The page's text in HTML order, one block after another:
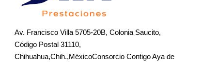
Av. Francisco Villa 5705-20B, Colonia Saucito,
Código Postal 31110,
Chihuahua,Chih.,MéxicoConsorcio Contigo Aya de